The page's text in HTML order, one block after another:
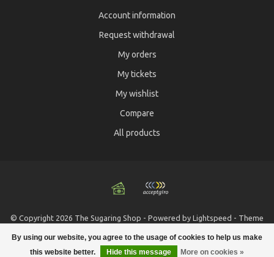
By using our website, you agree to the usage of cookies to help us make
this website better.
Hide this message More on cookies »
Account information
Request withdrawal
My orders
My tickets
My wishlist
Compare
All products
© Copyright 2026 The Sugaring Shop - Powered by Lightspeed - Theme
byDyvelopment